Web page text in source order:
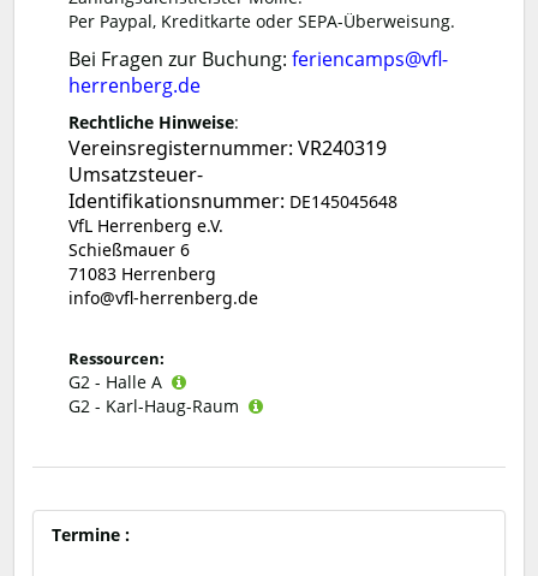
Per Paypal, Kreditkarte oder SEPA-Überweisung.
Bei Fragen zur Buchung: feriencamps@vfl-
herrenberg.de
Rechtliche Hinweise:
Vereinsregisternummer: VR240319
Umsatzsteuer-
Identifikationsnummer: DE145045648
VfL Herrenberg e.V.
Schießmauer 6
71083 Herrenberg
info@vfl-herrenberg.de
Ressourcen:
G2 - Halle A
G2 - Karl-Haug-Raum
Termine :